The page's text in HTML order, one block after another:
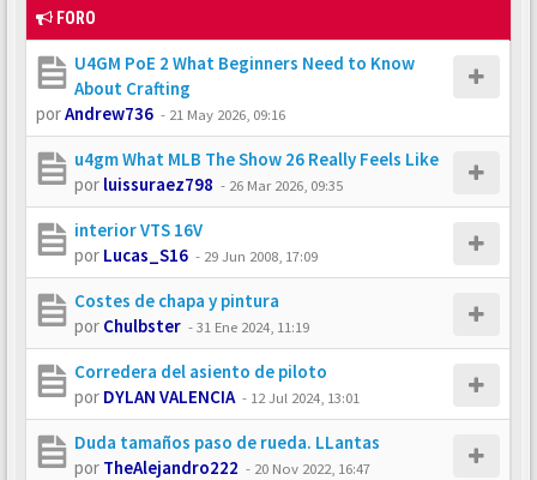
FORO
U4GM PoE 2 What Beginners Need to Know
About Crafting
porAndrew736 - 21 May 2026, 09:16
u4gm What MLB The Show 26 Really Feels Like
por luissuraez798 - 26 Mar 2026, 09:35
interior VTS 16V
por Lucas_S16 - 29 Jun 2008, 17:09
Costes de chapa y pintura
por Chulbster -31 Ene 2024, 11:19
Corredera del asiento de piloto
por DYLAN VALENCIA - 12 Jul 2024, 13:01
Duda tamaños paso de rueda. LLantas
por TheAlejandro222 - 20 Nov 2022, 16:47